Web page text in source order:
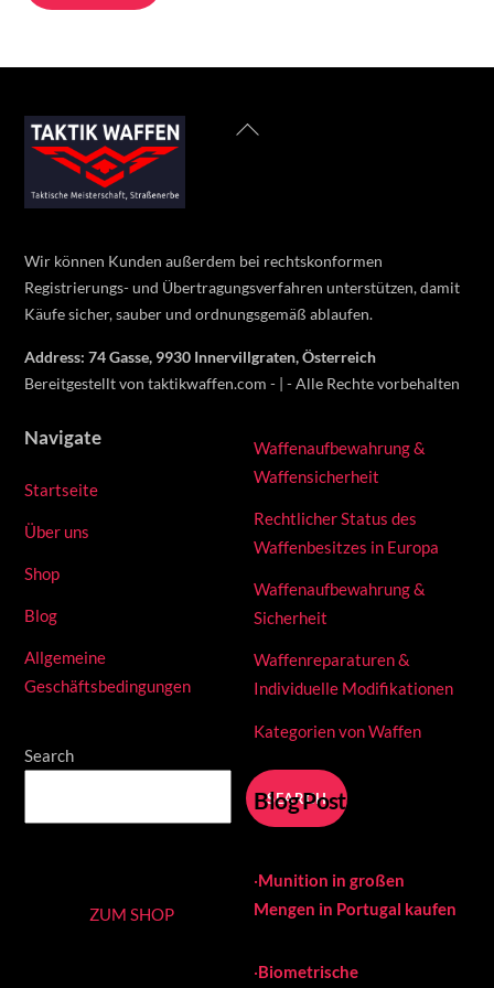
1
1
Back
Wir können Kunden außerdem bei rechtskonformen
Registrierungs- und Übertragungsverfahren unterstützen, damit
Käufe sicher, sauber und ordnungsgemäß ablaufen.
Address: 74 Gasse, 9930 Innervillgraten, Österreich
Bereitgestellt von taktikwaffen.com - | - Alle Rechte vorbehalten
Navigate
Startseite
Über uns
Shop
Blog
Allgemeine
Geschäftsbedingungen
Search
SEARCH
Waffenaufbewahrung &
Waffensicherheit
Rechtlicher Status des
Waffenbesitzes in Europa
Waffenaufbewahrung &
Sicherheit
Waffenreparaturen &
Individuelle Modifikationen
Kategorien von Waffen
Blog Posts
ZUM SHOP
·Munition in großen
Mengen in Portugal kaufen
·Biometrische